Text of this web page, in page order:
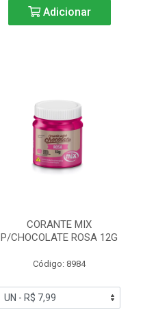
Adicionar
CORANTE MIX
P/CHOCOLATE ROSA 12G
Código: 8984